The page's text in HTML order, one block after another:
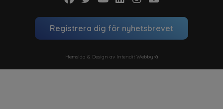
Registrera dig för nyhetsbrevet
Hemsida & Design av Intendit Webbyrå